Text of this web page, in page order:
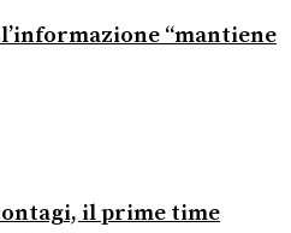
“mantiene
il prime time